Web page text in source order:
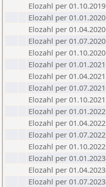
Elozahl per 01.10.2019
Elozahl per 01.01.2020
Elozahl per 01.04.2020
Elozahl per 01.07.2020
Elozahl per 01.10.2020
Elozahl per 01.01.2021
Elozahl per 01.04.2021
Elozahl per 01.07.2021
Elozahl per 01.10.2021
Elozahl per 01.01.2022
Elozahl per 01.04.2022
Elozahl per 01.07.2022
Elozahl per 01.10.2022
Elozahl per 01.01.2023
Elozahl per 01.04.2023
Elozahl per 01.07.2023